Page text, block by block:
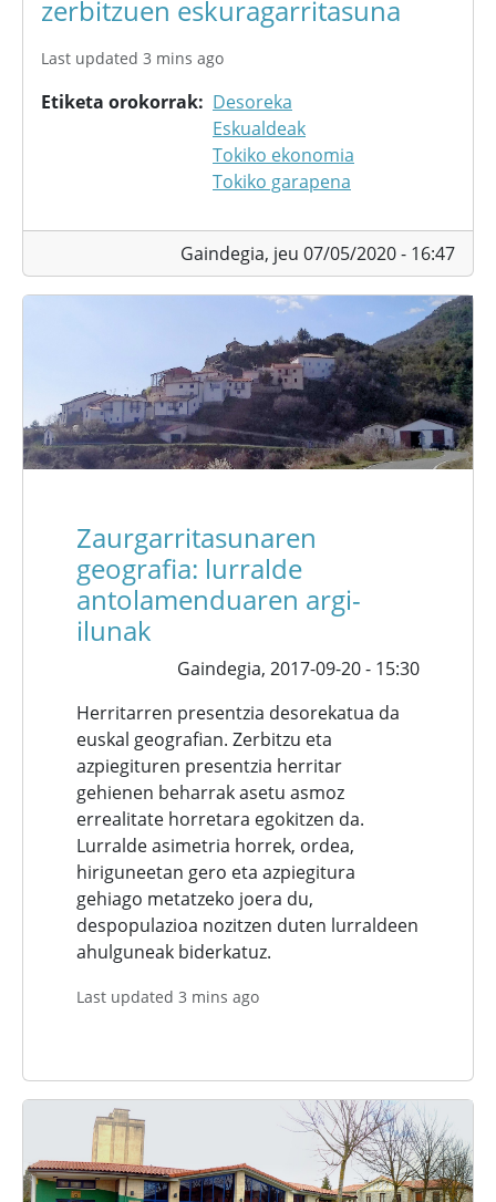
zerbitzuen eskuragarritasuna
Last updated 3 mins ago
Etiketa orokorrak
Desoreka
Eskualdeak
Tokiko ekonomia
Tokiko garapena
Gaindegia, jeu 07/05/2020 - 16:47
Zaurgarritasunaren
geografia: lurralde
antolamenduaren argi-
ilunak
Gaindegia, 2017-09-20 - 15:30
Herritarren presentzia desorekatua da
euskal geografian. Zerbitzu eta
azpiegituren presentzia herritar
gehienen beharrak asetu asmoz
errealitate horretara egokitzen da.
Lurralde asimetria horrek, ordea,
hiriguneetan gero eta azpiegitura
gehiago metatzeko joera du,
despopulazioa nozitzen duten lurraldeen
ahulguneak biderkatuz.
Last updated 3 mins ago